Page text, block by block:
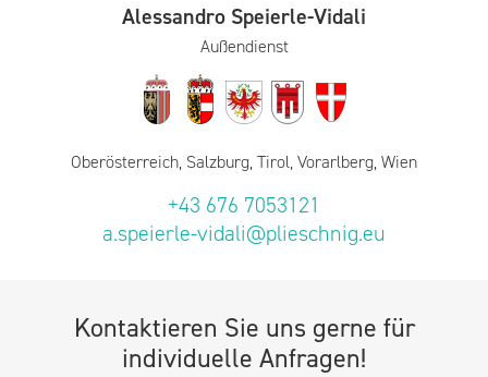
Alessandro Speierle-Vidali
Außendienst
Oberösterreich, Salzburg, Tirol, Vorarlberg, Wien
+43 676 7053121
a.speierle-vidali@plieschnig.eu
Kontaktieren Sie uns gerne für
individuelle Anfragen!